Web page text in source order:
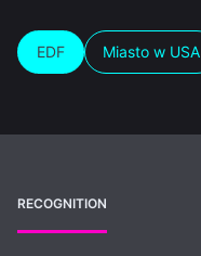
EDF Miasto w USA
RECOGNITION